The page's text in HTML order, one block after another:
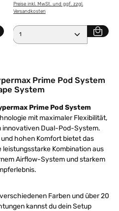
gewünschten Wert ein
Preise inkl. MwSt. und ggf. zzgl.
Versandkosten
Produkt Anzahl: Gib den
Prime Pod System
System
Prime Pod System
mit maximaler Flexibilität,
innovativen Dual-Pod-System.
hohen Komfort bietet das
Kombination aus
Airflow-System und starkem
Farben und über 20
kannst du dein Setup